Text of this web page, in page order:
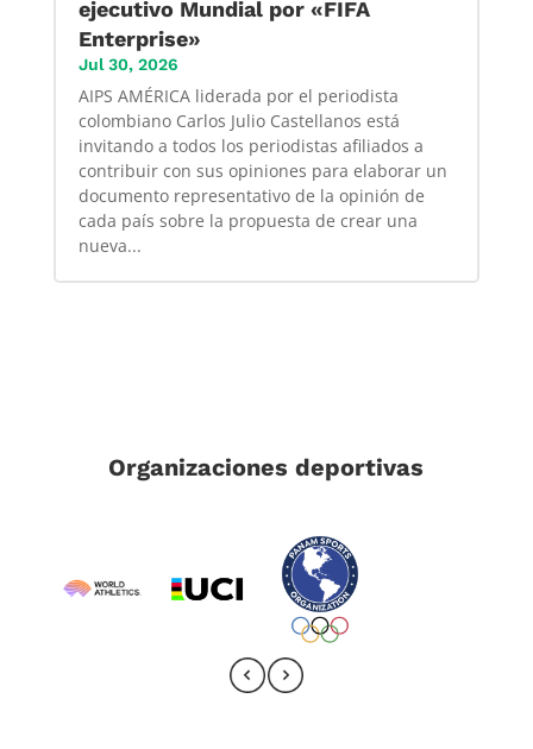
ejecutivo Mundial por «FIFA
Enterprise»
Jul 30, 2026
AIPS AMÉRICA liderada por el periodista
colombiano Carlos Julio Castellanos está
invitando a todos los periodistas afiliados a
contribuir con sus opiniones para elaborar un
documento representativo de la opinión de
cada país sobre la propuesta de crear una
nueva...
Organizaciones deportivas